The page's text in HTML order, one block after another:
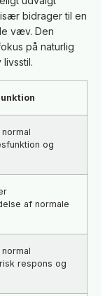
bidrager til en
væv. Den
på naturlig
og
af normale
respons og